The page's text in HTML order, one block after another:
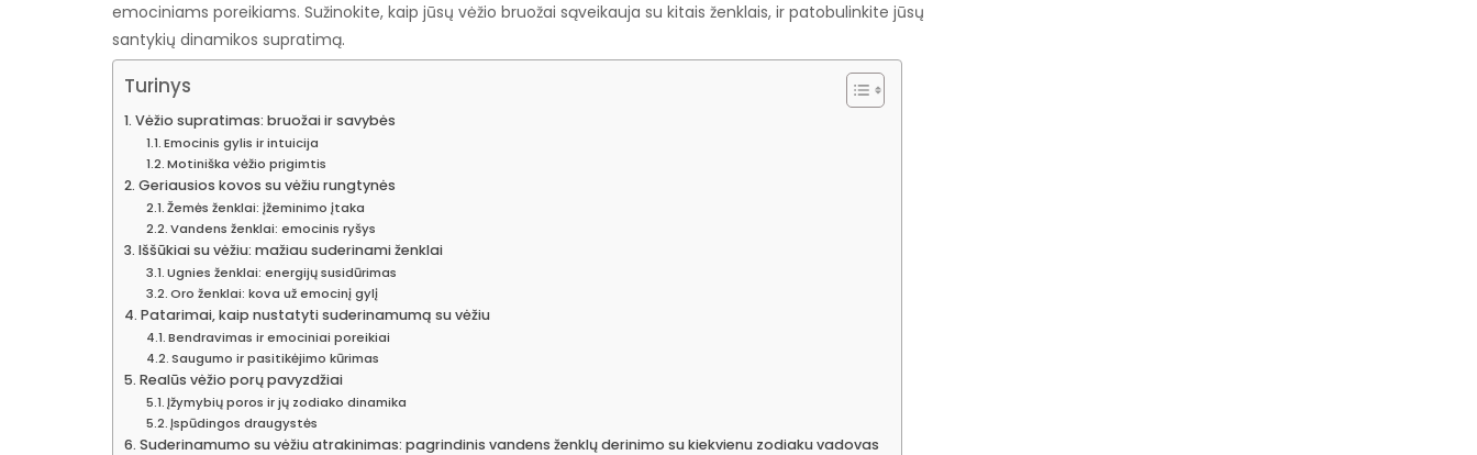
emociniams poreikiams. Sužinokite, kaip jūsų vėžio bruožai sąveikauja su kitais ženklais, ir patobulinkite jūsų
santykių dinamikos supratimą.
Turinys
Vėžio supratimas: bruožai ir savybės
Emocinis gylis ir intuicija
Motiniška vėžio prigimtis
Geriausios kovos su vėžiu rungtynės
Žemės ženklai: įžeminimo įtaka
Vandens ženklai: emocinis ryšys
Iššūkiai su vėžiu: mažiau suderinami ženklai
Ugnies ženklai: energijų susidūrimas
Oro ženklai: kova už emocinį gylį
Patarimai, kaip nustatyti suderinamumą su vėžiu
Bendravimas ir emociniai poreikiai
Saugumo ir pasitikėjimo kūrimas
Realūs vėžio porų pavyzdžiai
Įžymybių poros ir jų zodiako dinamika
Įspūdingos draugystės
Suderinamumo su vėžiu atrakinimas: pagrindinis vandens ženklų derinimo su kiekvienu zodiaku vadovas